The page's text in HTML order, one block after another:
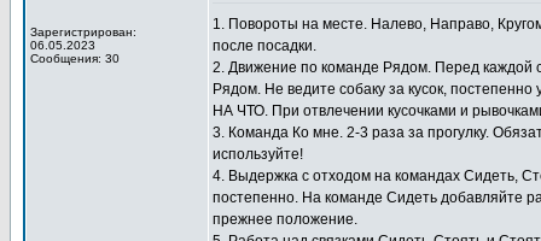
Зарегистрирован:
06.05.2023
Сообщения: 30
1. Повороты на месте. Налево, Направо,
после посадки.
2. Движение по команде Рядом. Перед каждой
Рядом. Не ведите собаку за кусок,
НА ЧТО. При отвлечении кусочками и
3. Команда Ко мне. 2-3 раза за прогулку.
используйте!
4. Выдержка с отходом на командах Сидеть,
постепенно. На команде Сидеть добавляйте
прежнее положение.